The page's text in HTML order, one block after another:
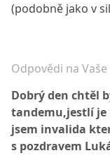
Odpovědi na
Dobrý den chtěl
tandemu,jestlí je
jsem invalida
s pozdravem
(podobně jako v